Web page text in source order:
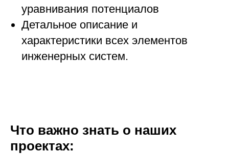
уравнивания потенциалов
Детальное описание и
характеристики всех элементов
инженерных систем.
Что важно знать о наших
проектах: